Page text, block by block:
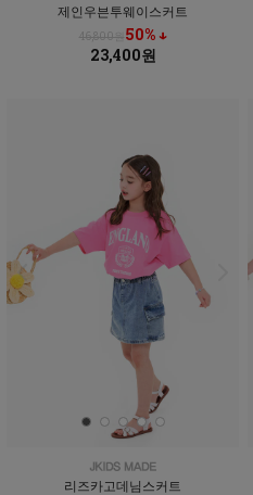
제인우븐투웨이스커트
46,800원50% ↓
23,400원
리즈카고데님스커트